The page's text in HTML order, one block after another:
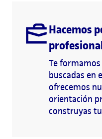
Hacemos
Te
buscadas en
ofrecemos
orientación
construyas